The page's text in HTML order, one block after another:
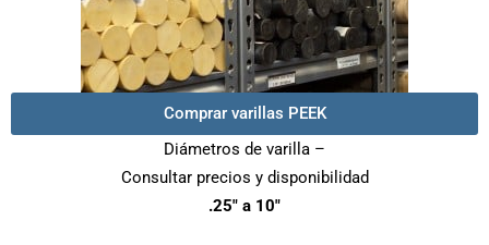
Comprar varillas PEEK
Diámetros de varilla –
Consultar precios y disponibilidad
.25″ a 10″